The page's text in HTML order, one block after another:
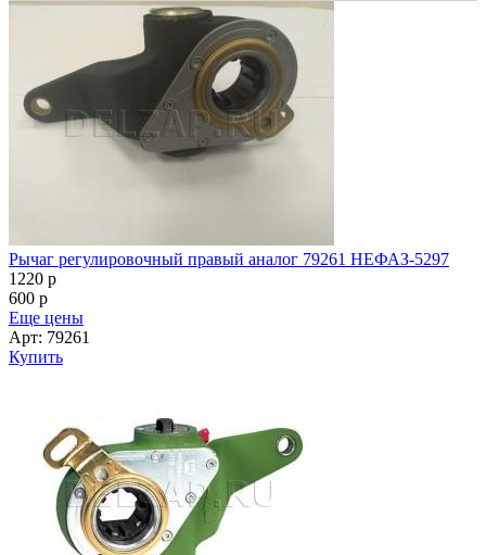
Рычаг регулировочный правый аналог 79261 НЕФАЗ-5297
1220 p
600 p
Еще цены
Арт: 79261
Купить